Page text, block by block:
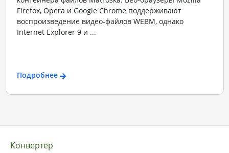
Firefox, Opera и Google Chrome поддерживают
воспроизведение видео-файлов WEBM, однако
Internet Explorer 9 и ...
Подробнее
Конвертер